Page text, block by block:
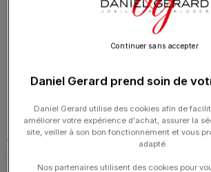
Collier Dinh Van Le Cube Diamant
Collier Dinh
1 750.00
Daniel Gerard prend soin de
Daniel Gerard utilise des cookies afin de
améliorer votre expérience d'achat, assurer la
site, veiller à son bon fonctionnement et vous
adapté.
Nos partenaires utilisent des cookies pour
Continuer sans accepter